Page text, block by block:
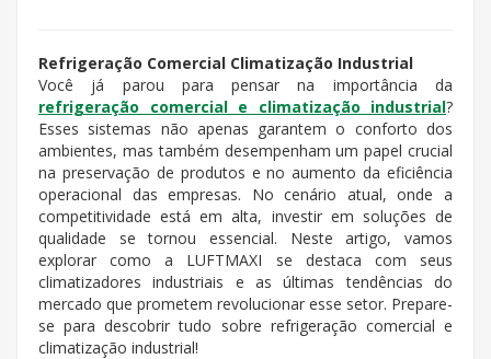
Refrigeração Comercial Climatização Industrial
Você já parou para pensar na importância da
refrigeração comercial e climatização industrial?
Esses sistemas não apenas garantem o conforto dos
ambientes, mas também desempenham um papel crucial
na preservação de produtos e no aumento da eficiência
operacional das empresas. No cenário atual, onde a
competitividade está em alta, investir em soluções de
qualidade se tornou essencial. Neste artigo, vamos
explorar como a LUFTMAXI se destaca com seus
climatizadores industriais e as últimas tendências do
mercado que prometem revolucionar esse setor. Prepare-
se para descobrir tudo sobre refrigeração comercial e
climatização industrial!